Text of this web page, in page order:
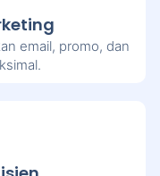
email, promo, dan